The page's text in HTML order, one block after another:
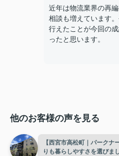
近年は物流業界の再
相談も増えています
行えたことが今回の
ったと思います。
他のお客様の声を見る
【西宮市高松町｜パークナ
りも暮らしやすさを選びま